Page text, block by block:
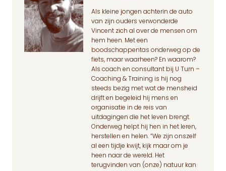
Als kleine jongen achterin de auto
van zijn ouders verwonderde
Vincent zich al over de mensen om
hem heen. Met een
boodschappentas onderweg op de
fiets, maar waarheen? En waarom?
Als coach en consultant bij U Turn –
Coaching & Training is hij nog
steeds bezig met wat de mensheid
drijft en begeleid hij mens en
organisatie in de reis van
uitdagingen die het leven brengt.
Onderweg helpt hij hen in het leren,
herstellen en helen. “We zijn onszelf
al een tijdje kwijt, kijk maar om je
heen naar de wereld. Het
terugvinden van (onze) natuur kan